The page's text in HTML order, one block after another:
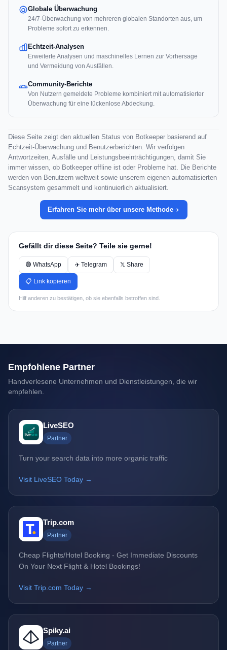
Globale Überwachung
24/7-Überwachung von mehreren globalen Standorten aus, um
Probleme sofort zu erkennen.
Echtzeit-Analysen
Erweiterte Analysen und maschinelles Lernen zur Vorhersage
und Vermeidung von Ausfällen.
Community-Berichte
Von Nutzern gemeldete Probleme kombiniert mit automatisierter
Überwachung für eine lückenlose Abdeckung.
Diese Seite zeigt den aktuellen Status von Botkeeper basierend auf
Echtzeit-Überwachung und Benutzerberichten. Wir verfolgen
Antwortzeiten, Ausfälle und Leistungsbeeinträchtigungen, damit Sie
immer wissen, ob Botkeeper offline ist oder Probleme hat. Die Berichte
werden von Benutzern weltweit sowie unserem eigenen automatisierten
Scansystem gesammelt und kontinuierlich aktualisiert.
Erfahren Sie mehr über unsere Methode
Gefällt dir diese Seite? Teile sie gerne!
🟢 WhatsApp ✈️ Telegram 𝕏 Share
📋 Link kopieren
Hilf anderen zu bestätigen, ob sie ebenfalls betroffen sind.
Empfohlene Partner
Handverlesene Unternehmen und Dienstleistungen, die wir
empfehlen.
LiveSEO
Partner
Turn your search data into more organic traffic
Visit LiveSEO Today →
Trip.com
Partner
Cheap Flights/Hotel Booking - Get Immediate Discounts
On Your Next Flight & Hotel Bookings!
Visit Trip.com Today →
Spiky.ai
Partner